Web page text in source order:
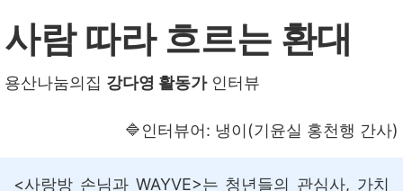
사람 따라 흐르는 환대
용산나눔의집 강다영 활동가인터뷰
🔷인터뷰어: 냉이(기윤실 홍천행 간사)
<사랑방 손님과 WAYVE>는 청년들의 관심사, 가치